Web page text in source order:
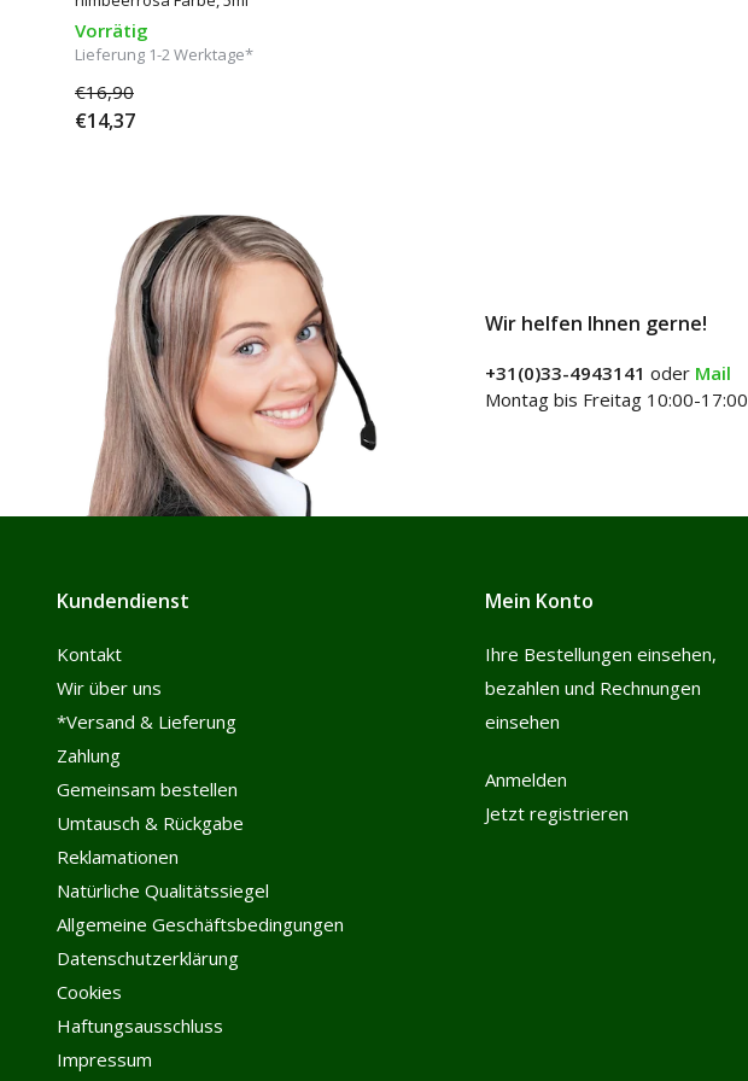
Vorrätig
Lieferung 1-2 Werktage*
€16,90
€14,37
Wir helfen Ihnen gerne!
+31(0)33-4943141 oder Mail
Montag bis Freitag 10:00-17:00
Kundendienst
Kontakt
Wir über uns
*Versand & Lieferung
Zahlung
Gemeinsam bestellen
Umtausch & Rückgabe
Reklamationen
Natürliche Qualitätssiegel
Allgemeine Geschäftsbedingungen
Datenschutzerklärung
Cookies
Haftungsausschluss
Impressum
Mein Konto
Ihre Bestellungen einsehen,
bezahlen und Rechnungen
einsehen
Anmelden
Jetzt registrieren